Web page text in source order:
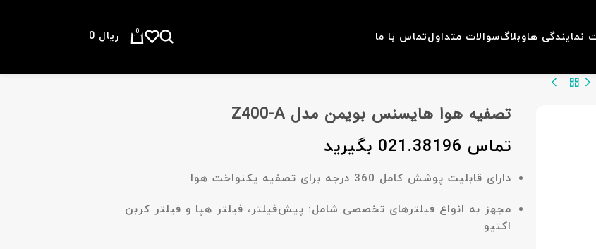
نمایندگی هاوبلاگسوالات متداولتماس با ما 0 ریال
تصفیه هوا هایسنس بویمن مدل Z400-A
تماس 021.38196 بگیرید
دارای قابلیت پوشش کامل 360 درجه برای تصفیه یکنواخت هوا
مجهز به انواع فیلترهای تخصصی شامل: پیش‌فیلتر، فیلتر هپا و فیلتر کربن
اکتیو